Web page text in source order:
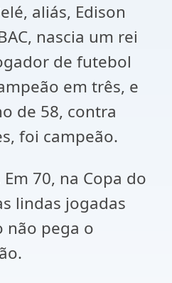
aliás, Edison
nascia um rei
de futebol
em três, e
de 58, contra
foi campeão.
70, na Copa do
lindas jogadas
não pega o